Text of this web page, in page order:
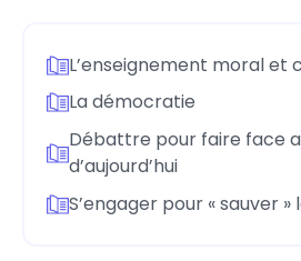
L’enseignement moral et
La démocratie
Débattre pour faire face
d’aujourd’hui
S’engager pour « sauver